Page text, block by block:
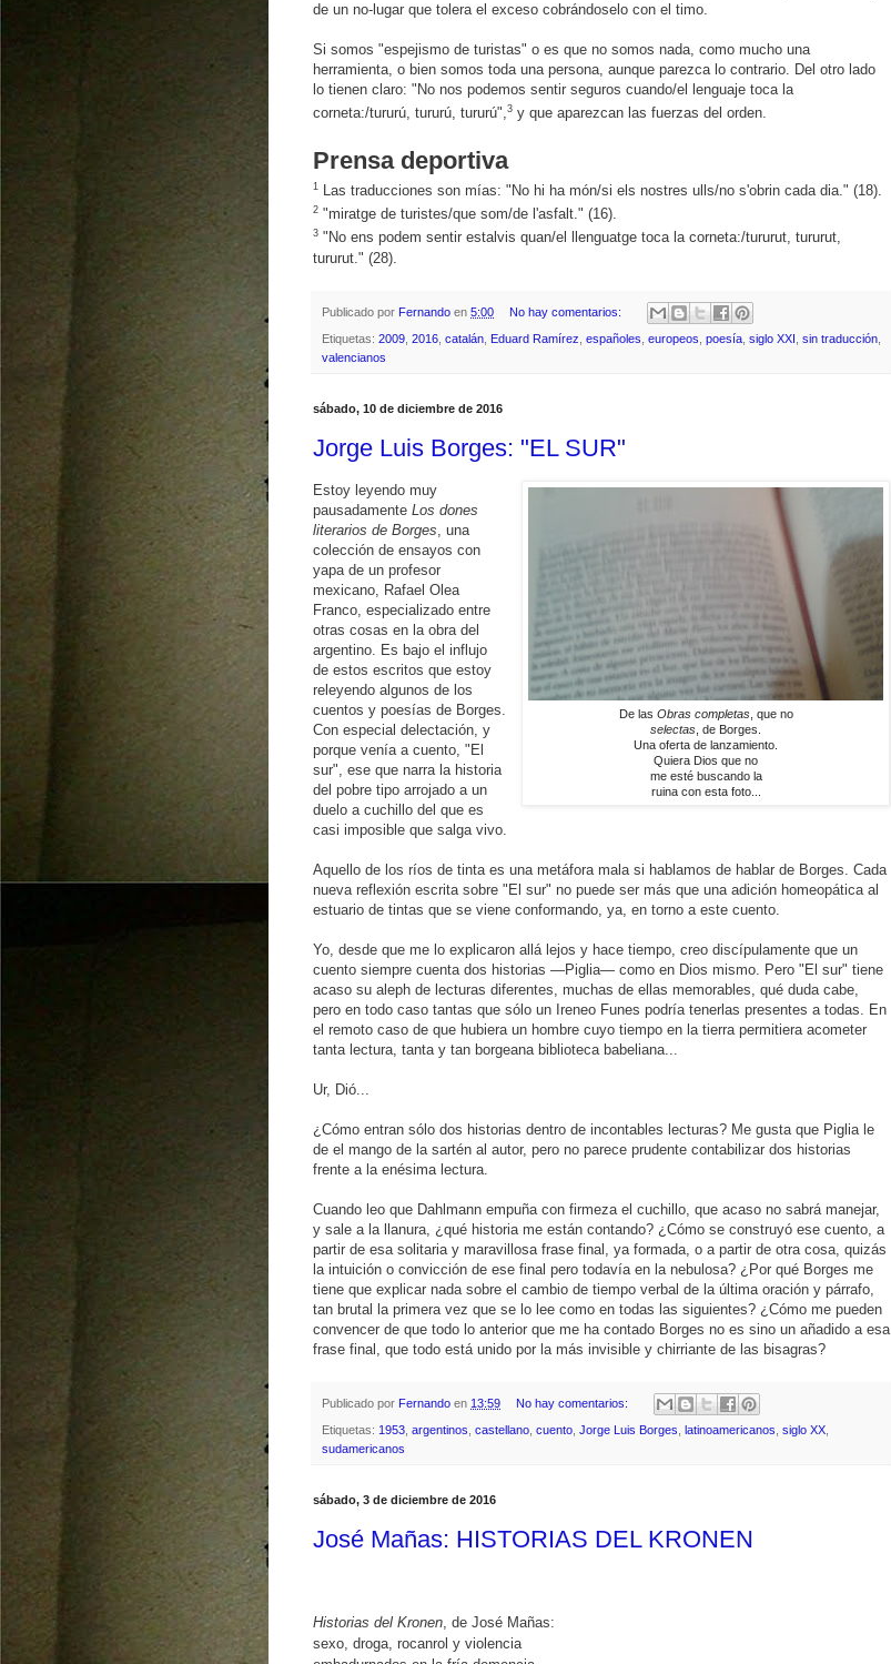
de un no-lugar que tolera el exceso cobrándoselo con el timo.
Si somos "espejismo de turistas" o es que no somos nada, como mucho una
herramienta, o bien somos toda una persona, aunque parezca lo contrario. Del otro lado
lo tienen claro: "No nos podemos sentir seguros cuando/el lenguaje toca la
corneta:/tururú, tururú, tururú",3 y que aparezcan las fuerzas del orden.
Prensa deportiva
1 Las traducciones son mías: "No hi ha món/si els nostres ulls/no s'obrin cada dia." (18).
2 "miratge de turistes/que som/de l'asfalt." (16).
3 "No ens podem sentir estalvis quan/el llenguatge toca la corneta:/tururut, tururut,
tururut." (28).
Publicado por Fernando en 5:00 No hay comentarios:
Etiquetas: 2009 2016 catalán Eduard Ramírez españoles europeos poesía siglo XXI sin traducción
valencianos
sábado, 10 de diciembre de 2016
Jorge Luis Borges: "EL SUR"
De las Obras completas, que no
selectas , de Borges.
Una oferta de lanzamiento.
Quiera Dios que no
me esté buscando la
ruina con esta foto...
Estoy leyendo muy
pausadamente Los dones
literarios de Borges , una
colección de ensayos con
yapa de un profesor
mexicano, Rafael Olea
Franco, especializado entre
otras cosas en la obra del
argentino. Es bajo el influjo
de estos escritos que estoy
releyendo algunos de los
cuentos y poesías de Borges.
Con especial delectación, y
porque venía a cuento, "El
sur", ese que narra la historia
del pobre tipo arrojado a un
duelo a cuchillo del que es
casi imposible que salga vivo.
Aquello de los ríos de tinta es una metáfora mala si hablamos de hablar de Borges. Cada
nueva reflexión escrita sobre "El sur" no puede ser más que una adición homeopática al
estuario de tintas que se viene conformando, ya, en torno a este cuento.
Yo, desde que me lo explicaron allá lejos y hace tiempo, creo discípulamente que un
cuento siempre cuenta dos historias —Piglia— como en Dios mismo. Pero "El sur" tiene
acaso su aleph de lecturas diferentes, muchas de ellas memorables, qué duda cabe,
pero en todo caso tantas que sólo un Ireneo Funes podría tenerlas presentes a todas. En
el remoto caso de que hubiera un hombre cuyo tiempo en la tierra permitiera acometer
tanta lectura, tanta y tan borgeana biblioteca babeliana...
Ur, Dió...
¿Cómo entran sólo dos historias dentro de incontables lecturas? Me gusta que Piglia le
de el mango de la sartén al autor, pero no parece prudente contabilizar dos historias
frente a la enésima lectura.
Cuando leo que Dahlmann empuña con firmeza el cuchillo, que acaso no sabrá manejar,
y sale a la llanura, ¿qué historia me están contando? ¿Cómo se construyó ese cuento, a
partir de esa solitaria y maravillosa frase final, ya formada, o a partir de otra cosa, quizás
la intuición o convicción de ese final pero todavía en la nebulosa? ¿Por qué Borges me
tiene que explicar nada sobre el cambio de tiempo verbal de la última oración y párrafo,
tan brutal la primera vez que se lo lee como en todas las siguientes? ¿Cómo me pueden
convencer de que todo lo anterior que me ha contado Borges no es sino un añadido a esa
frase final, que todo está unido por la más invisible y chirriante de las bisagras?
Publicado por Fernando en 13:59 No hay comentarios:
Etiquetas: 1953 argentinos castellano cuento Jorge Luis Borges latinoamericanos siglo XX
sudamericanos
sábado, 3 de diciembre de 2016
José Mañas: HISTORIAS DEL KRONEN
Historias del Kronen , de José Mañas:
sexo, droga, rocanrol y violencia